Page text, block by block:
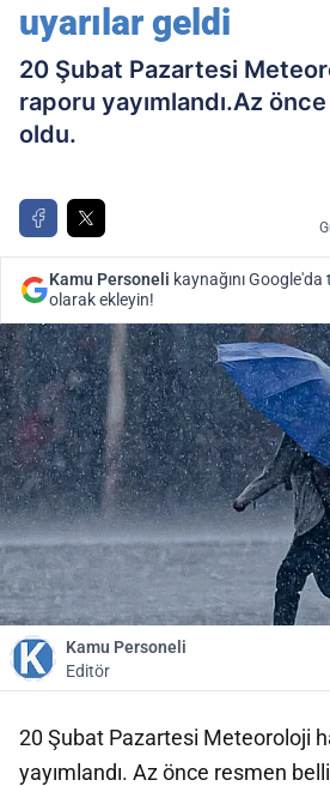
uyarılar geldi
20 Şubat Pazartesi
raporu yayımlandı.Az
oldu.
Kamu Personeli kaynağını
olarak ekleyin!
Kamu Personeli
Editör
20 Şubat Pazartesi Meteoroloji
yayımlandı. Az önce resmen